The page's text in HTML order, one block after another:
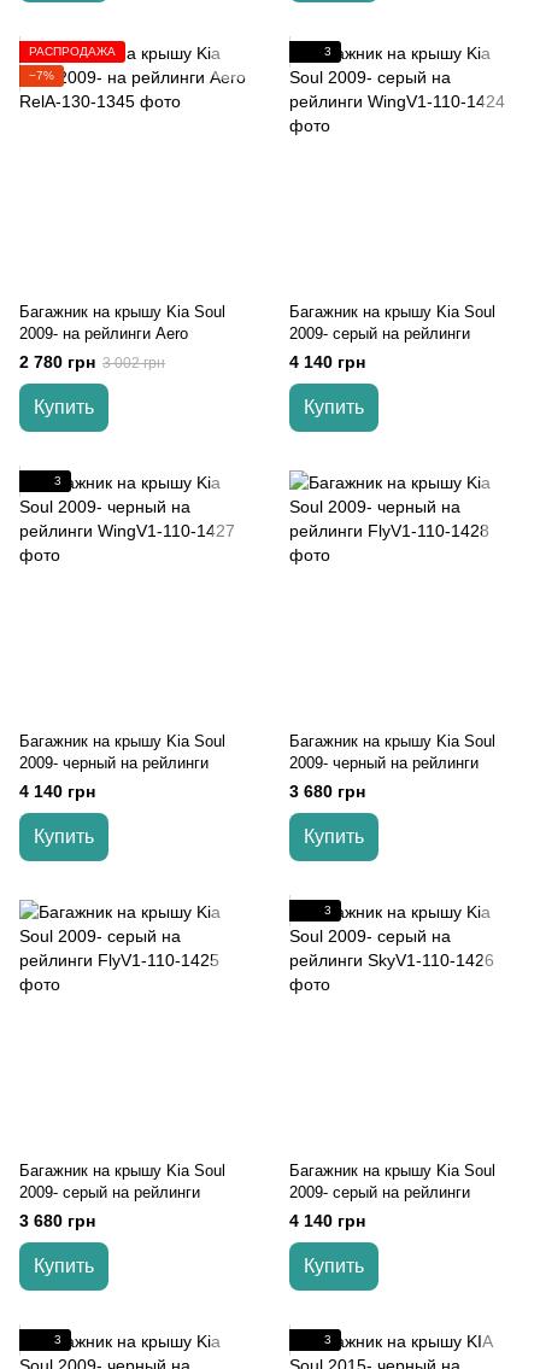
РАСПРОДАЖА
−7%
Багажник на крышу Kia Soul
2009- на рейлинги Aero
2 780 грн 3 002 грн
Купить
3
Багажник на крышу Kia Soul
2009- серый на рейлинги
4 140 грн
Купить
3
Багажник на крышу Kia Soul
2009- черный на рейлинги
4 140 грн
Купить
Багажник на крышу Kia Soul
2009- черный на рейлинги
3 680 грн
Купить
Багажник на крышу Kia Soul
2009- серый на рейлинги
3 680 грн
Купить
3
Багажник на крышу Kia Soul
2009- серый на рейлинги
4 140 грн
Купить
3 3